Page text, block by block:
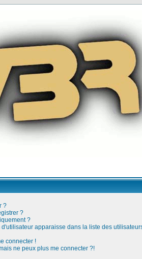
?
?
?
apparaisse dans la liste des
connecter !
ne peux plus me connecter ?!